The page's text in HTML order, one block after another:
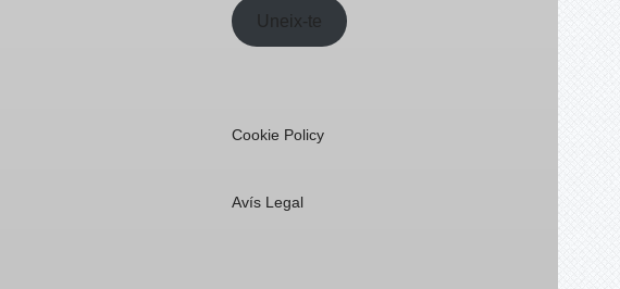
Uneix-te
Cookie Policy
Avís Legal